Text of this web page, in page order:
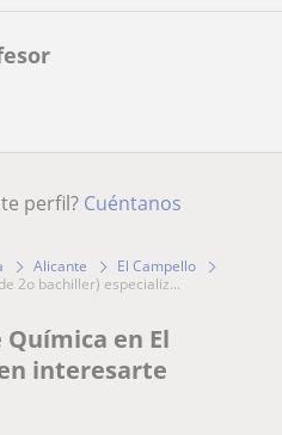
perfil? Cuéntanos
Alicante
El Campello
2o bachiller) especializ...
en El
interesarte